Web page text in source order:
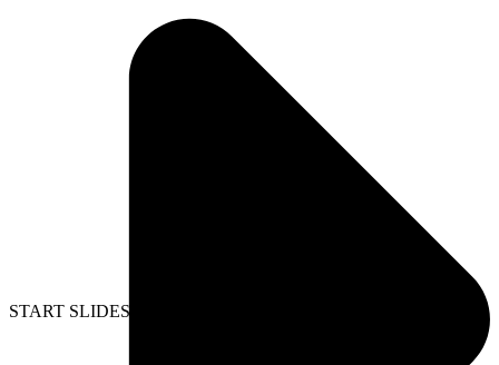
START SLIDESHOW